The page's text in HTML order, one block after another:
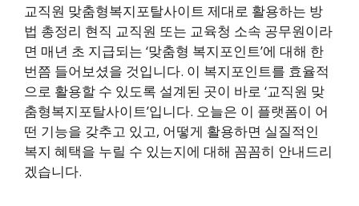
교직원 맞춤형복지포탈사이트 제대로 활용하는 방
법 총정리 현직 교직원 또는 교육청 소속 공무원이라
면 매년 초 지급되는 ‘맞춤형 복지포인트’에 대해 한
번쯤 들어보셨을 것입니다. 이 복지포인트를 효율적
으로 활용할 수 있도록 설계된 곳이 바로 ‘교직원 맞
춤형복지포탈사이트’입니다. 오늘은 이 플랫폼이 어
떤 기능을 갖추고 있고, 어떻게 활용하면 실질적인
복지 혜택을 누릴 수 있는지에 대해 꼼꼼히 안내드리
겠습니다.